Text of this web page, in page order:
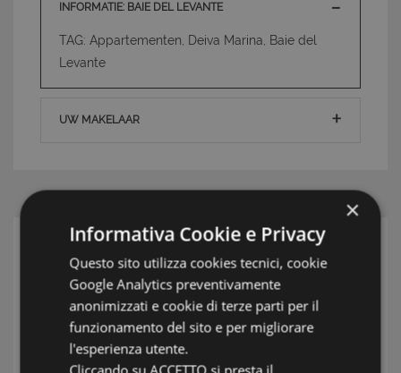
INFORMATIE: BAIE DEL LEVANTE
TAG: Appartementen, Deiva Marina, Baie del
Levante
UW MAKELAAR
×
Informativa Cookie e Privacy
Questo sito utilizza cookies tecnici, cookie
Google Analytics preventivamente
anonimizzati e cookie di terze parti per il
funzionamento del sito e per migliorare
l'esperienza utente.
Cliccando su ACCETTO si presta il